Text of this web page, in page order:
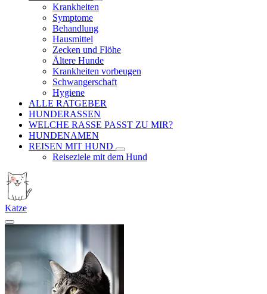
Krankheiten
Symptome
Behandlung
Hausmittel
Zecken und Flöhe
Ältere Hunde
Krankheiten vorbeugen
Schwangerschaft
Hygiene
ALLE RATGEBER
HUNDERASSEN
WELCHE RASSE PASST ZU MIR?
HUNDENAMEN
REISEN MIT HUND
Reiseziele mit dem Hund
Katze